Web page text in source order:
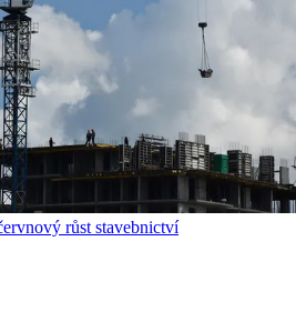
růst stavebnictví